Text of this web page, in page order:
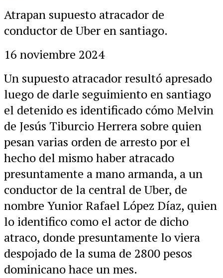
Atrapan supuesto atracador de
conductor de Uber en santiago.
16 noviembre 2024
Un supuesto atracador resultó apresado
luego de darle seguimiento en santiago
el detenido es identificado cómo Melvin
de Jesús Tiburcio Herrera sobre quien
pesan varias orden de arresto por el
hecho del mismo haber atracado
presuntamente a mano armanda, a un
conductor de la central de Uber, de
nombre Yunior Rafael López Díaz, quien
lo identifico como el actor de dicho
atraco, donde presuntamente lo viera
despojado de la suma de 2800 pesos
dominicano hace un mes.